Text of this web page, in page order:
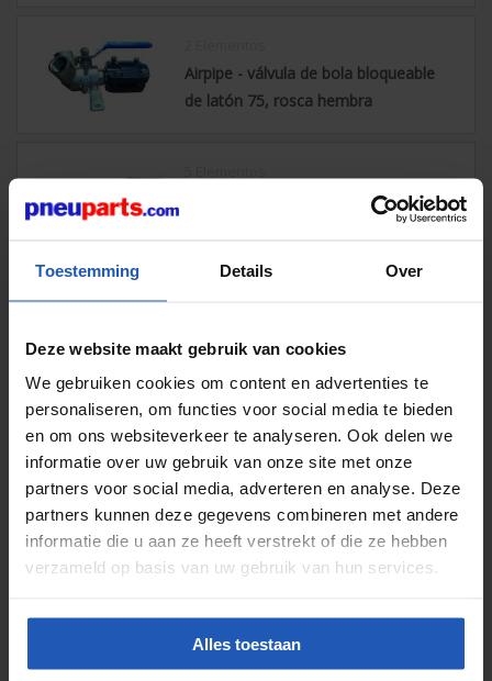
Toestemming Details Over
Deze website maakt gebruik van cookies
We gebruiken cookies om content en advertenties te
personaliseren, om functies voor social media te bieden
en om ons websiteverkeer te analyseren. Ook delen we
informatie over uw gebruik van onze site met onze
partners voor social media, adverteren en analyse. Deze
partners kunnen deze gegevens combineren met andere
informatie die u aan ze heeft verstrekt of die ze hebben
verzameld op basis van uw gebruik van hun services.
Alles toestaan
Airpipe - válvula de bola bloqueable
de latón 75, rosca hembra
Airpipe - Válvula de bola de conexión
9 Elementos
Airpipe - Válvula de bola de latón
9 Elementos
Airpipe - Abrazadera de montaje